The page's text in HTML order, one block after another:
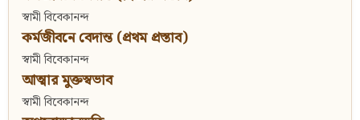
স্বামী বিবেকানন্দ
কর্মজীবনে বেদান্ত (প্রথম প্রস্তাব)
স্বামী বিবেকানন্দ
আত্মার মুক্তস্বভাব
স্বামী বিবেকানন্দ